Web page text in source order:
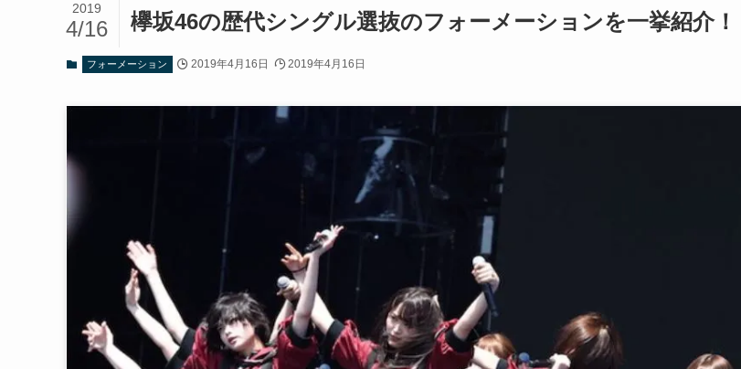
欅坂46の歴代シングル選抜のフォーメーションを一挙紹介！
2019
4/16
フォーメーション 2019年4月16日 2019年4月16日